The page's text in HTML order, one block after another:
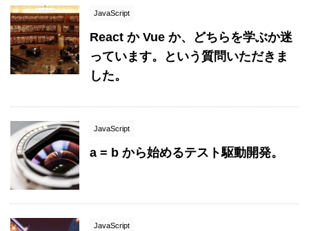
JavaScript
React か Vue か、どちらを学ぶか迷
っています。という質問いただきま
した。
JavaScript
a = b から始めるテスト駆動開発。
JavaScript